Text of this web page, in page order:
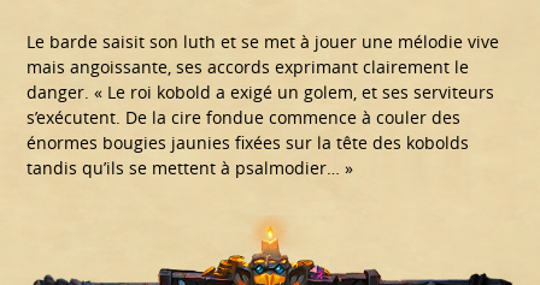
Le barde saisit son luth et se met à jouer une mélodie vive
mais angoissante, ses accords exprimant clairement le
danger. « Le roi kobold a exigé un golem, et ses serviteurs
s’exécutent. De la cire fondue commence à couler des
énormes bougies jaunies fixées sur la tête des kobolds
tandis qu’ils se mettent à psalmodier… »